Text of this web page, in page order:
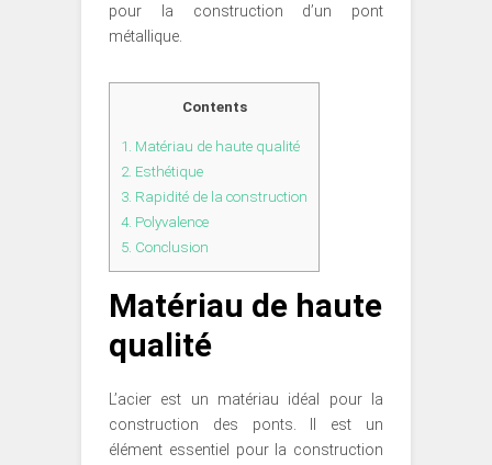
pour la construction d’un pont
métallique.
Contents
1. Matériau de haute qualité
2. Esthétique
3. Rapidité de la construction
4. Polyvalence
5. Conclusion
Matériau de haute
qualité
L’acier est un matériau idéal pour la
construction des ponts. Il est un
élément essentiel pour la construction